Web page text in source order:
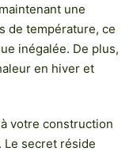
une
de température, ce
inégalée. De plus,
en hiver et
votre construction
secret réside